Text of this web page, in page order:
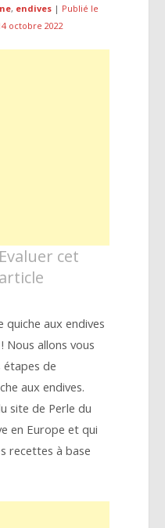
, endives | Publié le
octobre 2022
Evaluer cet
article
quiche aux endives
Nous allons vous
de
aux endives.
site de Perle du
en Europe et qui
recettes à base